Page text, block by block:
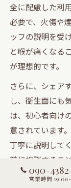
全に配慮した利
必要で、火傷や
ッフの説明を受
と喉が痛くなる
が理想的です。
さらに、シェア
し、衛生面にも
は、初心者向け
意されています
丁寧に説明して
前に相談するこ
また、体調が優
090-
営業時間